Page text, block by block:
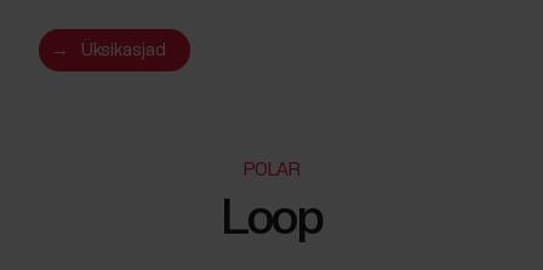
→ Üksikasjad
POLAR
Loop